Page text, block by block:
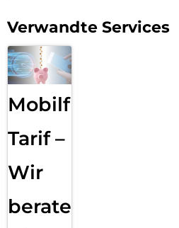
Verwandte Services
Mobilfunk
Tarif –
Wir
beraten